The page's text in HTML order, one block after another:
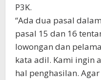
P3K.
“Ada dua pasal
pasal 15 dan 16
lowongan dan
kata adil. Kami ingin
hal penghasilan.